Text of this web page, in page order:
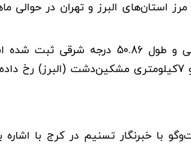
مختصات جغرافیایی این زمین‌لرزه، عرض 35.74 درجه